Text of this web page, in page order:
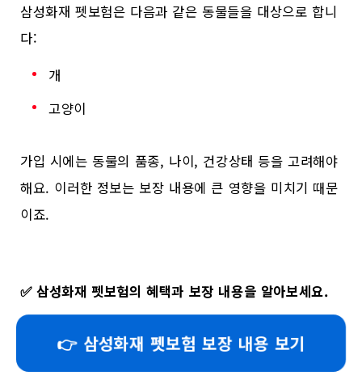
삼성화재 펫보험은 다음과 같은 동물들을 대상으로 합니
다:
개
고양이
가입 시에는 동물의 품종, 나이, 건강상태 등을 고려해야
해요. 이러한 정보는 보장 내용에 큰 영향을 미치기 때문
이죠.
✅삼성화재 펫보험의 혜택과 보장 내용을 알아보세요.
👉 삼성화재 펫보험 보장 내용 보기